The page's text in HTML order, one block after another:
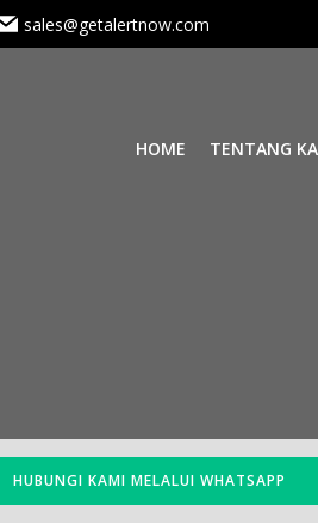
sales@getalertnow.com
HOME TENTANG
HUBUNGI KAMI MELALUI WHATSAPP